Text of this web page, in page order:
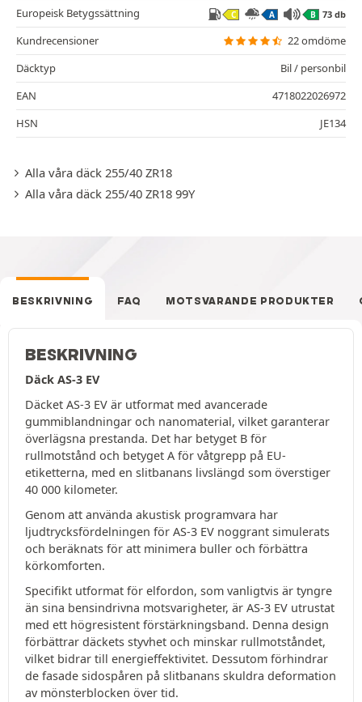
Europeisk Betygssättning
C A B 73 db
Kundrecensioner
22 omdöme
Däcktyp
Bil / personbil
EAN
4718022026972
HSN
JE134
Alla våra däck 255/40 ZR18
Alla våra däck 255/40 ZR18 99Y
BESKRIVNING FAQ MOTSVARANDE PRODUKTER
BESKRIVNING
Däck AS-3 EV
Däcket AS-3 EV är utformat med avancerade
gummiblandningar och nanomaterial, vilket garanterar
överlägsna prestanda. Det har betyget B för
rullmotstånd och betyget A för våtgrepp på EU-
etiketterna, med en slitbanans livslängd som överstiger
40 000 kilometer.
Genom att använda akustisk programvara har
ljudtrycksfördelningen för AS-3 EV noggrant simulerats
och beräknats för att minimera buller och förbättra
körkomforten.
Specifikt utformat för elfordon, som vanligtvis är tyngre
än sina bensindrivna motsvarigheter, är AS-3 EV utrustat
med ett högresistent förstärkningsband. Denna design
förbättrar däckets styvhet och minskar rullmotståndet,
vilket bidrar till energieffektivitet. Dessutom förhindrar
de fasade sidospåren på slitbanans skuldra deformation
av mönsterblocken över tid.